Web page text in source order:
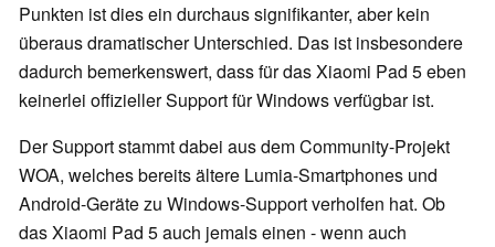
Punkten ist dies ein durchaus signifikanter, aber kein
überaus dramatischer Unterschied. Das ist insbesondere
dadurch bemerkenswert, dass für das Xiaomi Pad 5 eben
keinerlei offizieller Support für Windows verfügbar ist.
Der Support stammt dabei aus dem Community-Projekt
WOA, welches bereits ältere Lumia-Smartphones und
Android-Geräte zu Windows-Support verholfen hat. Ob
das Xiaomi Pad 5 auch jemals einen - wenn auch